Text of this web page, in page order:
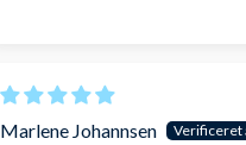
Marlene Johannsen